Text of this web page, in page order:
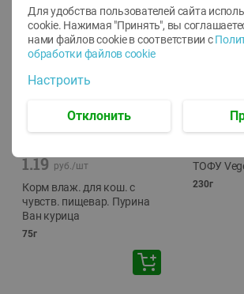
1.19 руб./шт
Корм влаж. для кош. с
чувств. пищевар. Пурина
Ван курица
75г
ТОФУ
230г
Для удобства пользователей сайта
cookie. Нажимая "Принять", вы
нами файлов cookie в соответствии с
обработки файлов cookie
Настроить
Отклонить